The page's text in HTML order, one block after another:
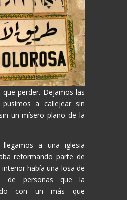
perder. Dejamos las
a callejear sin
un mísero plano de la
a una iglesia
reformando parte de
interior había una losa de
de personas que la
con un más que